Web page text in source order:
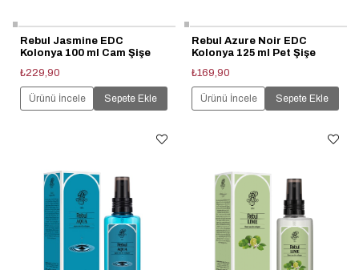
Rebul Jasmine EDC
Kolonya 100 ml Cam Şişe
₺229,90
Ürünü İncele Sepete Ekle
Rebul Azure Noir EDC
Kolonya 125 ml Pet Şişe
₺169,90
Ürünü İncele Sepete Ekle